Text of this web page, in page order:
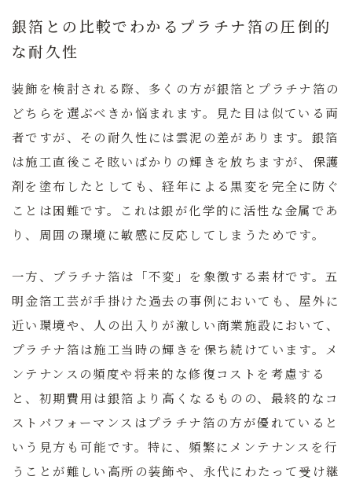
銀箔との比較でわかるプラチナ箔の圧倒的
な耐久性
装飾を検討される際、多くの方が銀箔とプラチナ箔の
どちらを選ぶべきか悩まれます。見た目は似ている両
者ですが、その耐久性には雲泥の差があります。銀箔
は施工直後こそ眩いばかりの輝きを放ちますが、保護
剤を塗布したとしても、経年による黒変を完全に防ぐ
ことは困難です。これは銀が化学的に活性な金属であ
り、周囲の環境に敏感に反応してしまうためです。
一方、プラチナ箔は「不変」を象徴する素材です。 五
明金箔工芸が手掛けた過去の事例においても、屋外に
近い環境や、人の出入りが激しい商業施設において、
プラチナ箔は施工当時の輝きを保ち続けています。メ
ンテナンスの頻度や将来的な修復コストを考慮する
と、初期費用は銀箔より高くなるものの、最終的なコ
ストパフォーマンスはプラチナ箔の方が優れていると
いう見方も可能です。特に、頻繁にメンテナンスを行
うことが難しい高所の装飾や、永代にわたって受け継